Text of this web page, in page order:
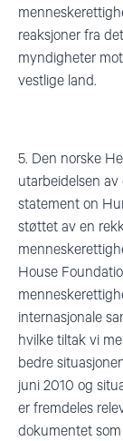
reaksjoner fra
myndigheter
vestlige land.
5. Den norske
utarbeidelsen
statement on
støttet av en
House
internasjonale
hvilke tiltak vi
bedre
juni 2010 og
er fremdeles
dokumentet